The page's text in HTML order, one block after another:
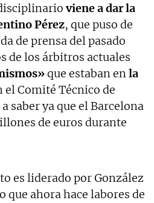
viene a dar la
Pérez, que puso de
de prensa del pasado
de los árbitros actuales
que estaban enla
el Comité Técnico de
saber ya que el Barcelona
de euros durante
es liderado por González
que ahora hace labores de